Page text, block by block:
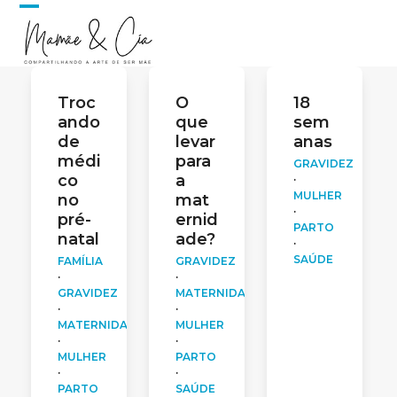
Skip
content
Open
mobile
Close
mobile
Troc
ando
de
médi
co
no
pré-
natal
FAMÍLIA
·
GRAVIDEZ
·
MATERNIDADE
·
MULHER
·
PARTO
O
que
levar
para
a
mat
ernid
ade?
GRAVIDEZ
·
MATERNIDADE
·
MULHER
·
PARTO
·
SAÚDE
18
sem
anas
GRAVIDEZ
·
MULHER
·
PARTO
·
SAÚDE